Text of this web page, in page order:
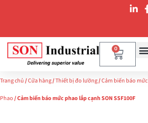
0
Trang chủ/Cửa hàng/Thiết bị đo lường/Cảm biến báo mức
Phao/ Cảm biến báo mức phao lắp cạnh SON SSF100F